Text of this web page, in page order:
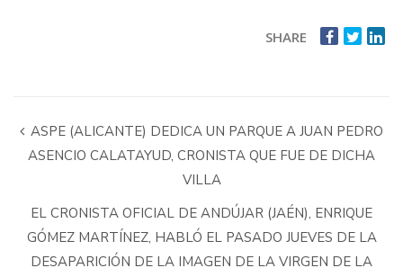
SHARE
ASPE (ALICANTE) DEDICA UN PARQUE A JUAN PEDRO
ASENCIO CALATAYUD, CRONISTA QUE FUE DE DICHA
VILLA
EL CRONISTA OFICIAL DE ANDÚJAR (JAÉN), ENRIQUE
GÓMEZ MARTÍNEZ, HABLÓ EL PASADO JUEVES DE LA
DESAPARICIÓN DE LA IMAGEN DE LA VIRGEN DE LA